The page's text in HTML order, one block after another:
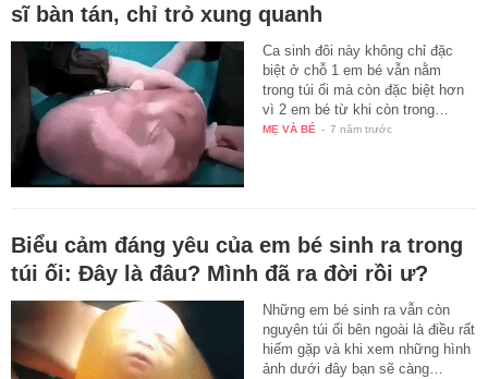
sĩ bàn tán, chỉ trỏ xung quanh
Ca sinh đôi này không chỉ đặc
biệt ở chỗ 1 em bé vẫn nằm
trong túi ối mà còn đặc biệt hơn
vì 2 em bé từ khi còn trong…
MẸ VÀ BÉ - 7 năm trước
Biểu cảm đáng yêu của em bé sinh ra trong
túi ối: Đây là đâu? Mình đã ra đời rồi ư?
Những em bé sinh ra vẫn còn
nguyên túi ối bên ngoài là điều rất
hiếm gặp và khi xem những hình
ảnh dưới đây bạn sẽ càng…